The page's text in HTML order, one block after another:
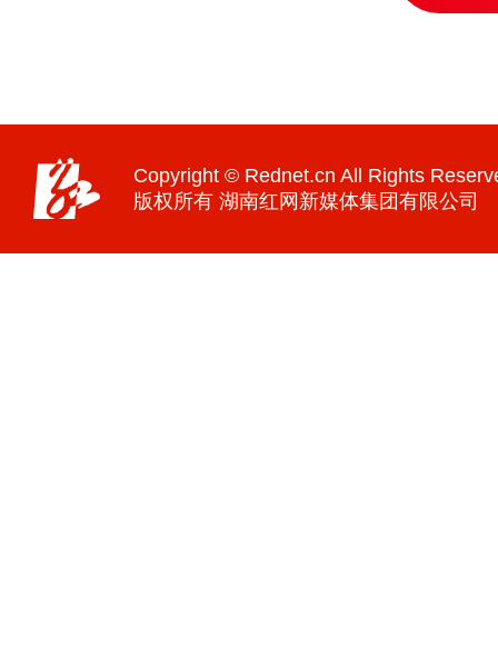
Copyright © Rednet.cn All Rights
版权所有 湖南红网新媒体集团有限公司